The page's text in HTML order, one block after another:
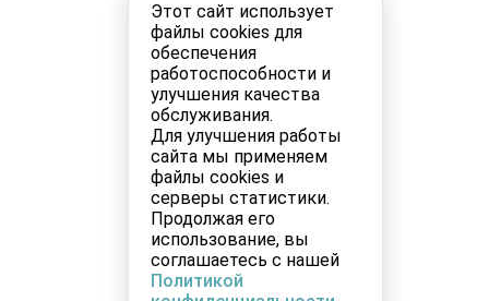
Этот сайт использует
файлы cookies для
обеспечения
работоспособности и
улучшения качества
обслуживания.
Для улучшения работы
сайта мы применяем
файлы cookies и
серверы статистики.
Продолжая его
использование, вы
соглашаетесь с нашей
Политикой